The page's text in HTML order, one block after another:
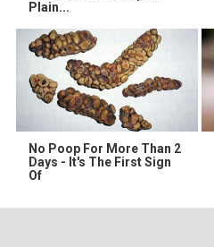
Plain...
No Poop For More Than 2
Days - It's The First Sign
Of